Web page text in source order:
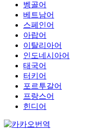
벵골어
베트남어
스페인어
아랍어
이탈리아어
인도네시아어
태국어
터키어
포르투갈어
프랑스어
힌디어